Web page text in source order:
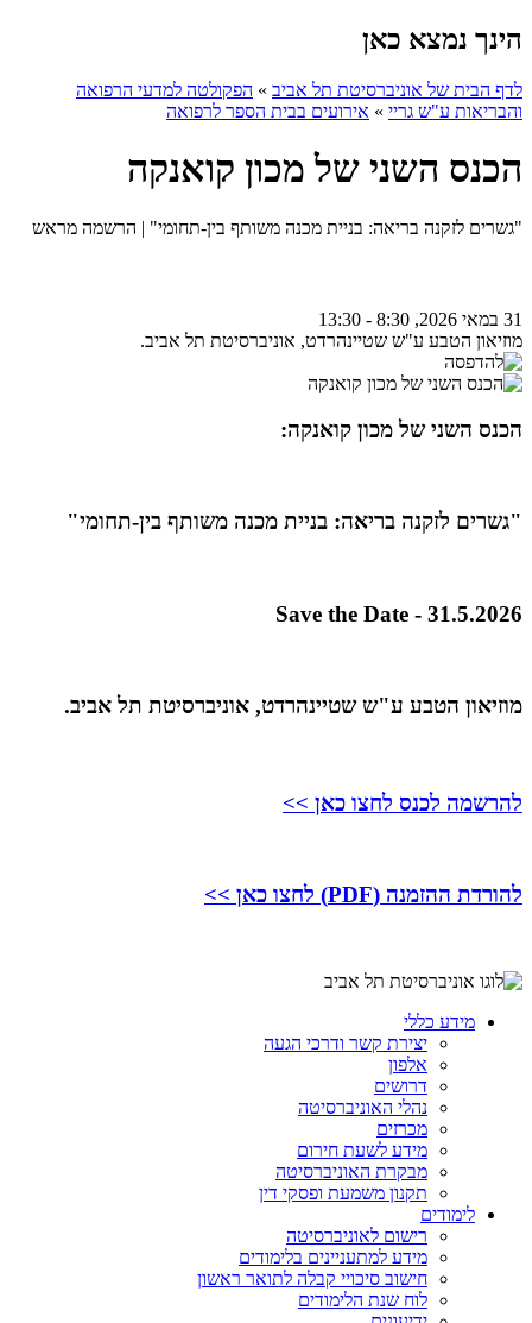
הינך נמצא כאן
לדף הבית של אוניברסיטת תל אביב » הפקולטה למדעי הרפואה
והבריאות ע"ש גריי » אירועים בבית הספר לרפואה
הכנס השני של מכון קואנקה
"גשרים לזקנה בריאה: בניית מכנה משותף בין-תחומי" | הרשמה מראש
31 במאי 2026, 8:30 - 13:30
מוזיאון הטבע ע"ש שטיינהרדט, אוניברסיטת תל אביב.
הכנס השני של מכון קואנקה:
"גשרים לזקנה בריאה: בניית מכנה משותף בין-תחומי"
Save the Date - 31.5.2026
מוזיאון הטבע ע"ש שטיינהרדט, אוניברסיטת תל אביב.
להרשמה לכנס לחצו כאן >>
להורדת ההזמנה (PDF) לחצו כאן >>
מידע כללי
יצירת קשר ודרכי הגעה
אלפון
דרושים
נהלי האוניברסיטה
מכרזים
מידע לשעת חירום
מבקרת האוניברסיטה
תקנון משמעת ופסקי דין
לימודים
רישום לאוניברסיטה
מידע למתעניינים בלימודים
חישוב סיכויי קבלה לתואר ראשון
לוח שנת הלימודים